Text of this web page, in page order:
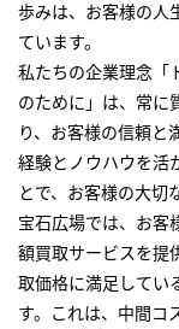
歩みは、お客様の人
ています。
私たちの企業理念「
のために」は、常に
り、お客様の信頼と
経験とノウハウを活
とで、お客様の大切
宝石広場では、お客
額買取サービスを提
取価格に満足してい
す。これは、中間コ